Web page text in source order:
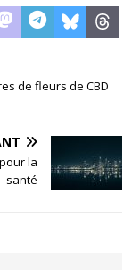
de fleurs de CBD
la
santé